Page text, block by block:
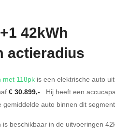
42kWh
actieradius
met 118pk is een elektrische auto
€ 30.899,- . Hij heeft een
auto binnen dit
is beschikbaar in de uitvoeringen